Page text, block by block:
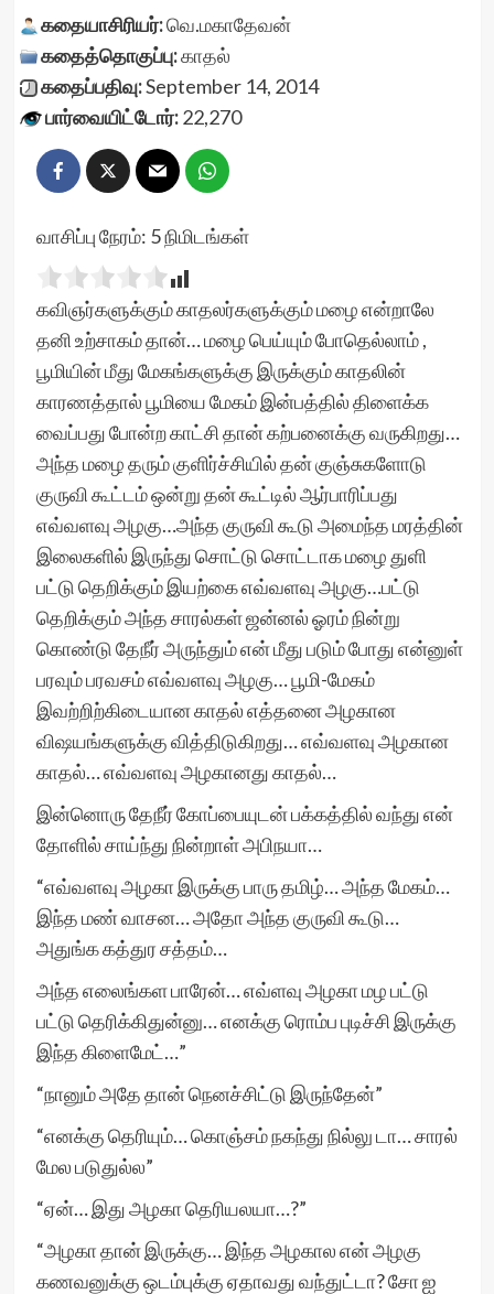
கதையாசிரியர்:வெ.மகாதேவன்
கதைத்தொகுப்பு:காதல்
கதைப்பதிவு:September 14, 2014
பார்வையிட்டோர்:22,270
வாசிப்பு நேரம்: 5நிமிடங்கள்
கவிஞர்களுக்கும் காதலர்களுக்கும் மழை என்றாலே
தனி உற்சாகம் தான்… மழை பெய்யும் போதெல்லாம் ,
பூமியின் மீது மேகங்களுக்கு இருக்கும் காதலின்
காரணத்தால் பூமியை மேகம் இன்பத்தில் திளைக்க
வைப்பது போன்ற காட்சி தான் கற்பனைக்கு வருகிறது…
அந்த மழை தரும் குளிர்ச்சியில் தன் குஞ்சுகளோடு
குருவி கூட்டம் ஒன்று தன் கூட்டில் ஆர்பாரிப்பது
எவ்வளவு அழகு…அந்த குருவி கூடு அமைந்த மரத்தின்
இலைகளில் இருந்து சொட்டு சொட்டாக மழை துளி
பட்டு தெறிக்கும் இயற்கை எவ்வளவு அழகு…பட்டு
தெறிக்கும் அந்த சாரல்கள் ஜன்னல் ஓரம் நின்று
கொண்டு தேநீர் அருந்தும் என் மீது படும் போது என்னுள்
பரவும் பரவசம் எவ்வளவு அழகு… பூமி-மேகம்
இவற்றிற்கிடையான காதல் எத்தனை அழகான
விஷயங்களுக்கு வித்திடுகிறது… எவ்வளவு அழகான
காதல்… எவ்வளவு அழகானது காதல்…
இன்னொரு தேநீர் கோப்பையுடன் பக்கத்தில் வந்து என்
தோளில் சாய்ந்து நின்றாள் அபிநயா…
“எவ்வளவு அழகா இருக்கு பாரு தமிழ்… அந்த மேகம்…
இந்த மண் வாசன… அதோ அந்த குருவி கூடு…
அதுங்க கத்துர சத்தம்…
அந்த எலைங்கள பாரேன்… எவ்ளவு அழகா மழ பட்டு
பட்டு தெரிக்கிதுன்னு… எனக்கு ரொம்ப புடிச்சி இருக்கு
இந்த கிளைமேட்…”
“நானும் அதே தான் நெனச்சிட்டு இருந்தேன்”
“எனக்கு தெரியும்… கொஞ்சம் நகந்து நில்லு டா… சாரல்
மேல படுதுல்ல”
“ஏன்… இது அழகா தெரியலயா…?”
“அழகா தான் இருக்கு… இந்த அழகால என் அழகு
கணவனுக்கு ஒடம்புக்கு ஏதாவது வந்துட்டா? சோ ஐ